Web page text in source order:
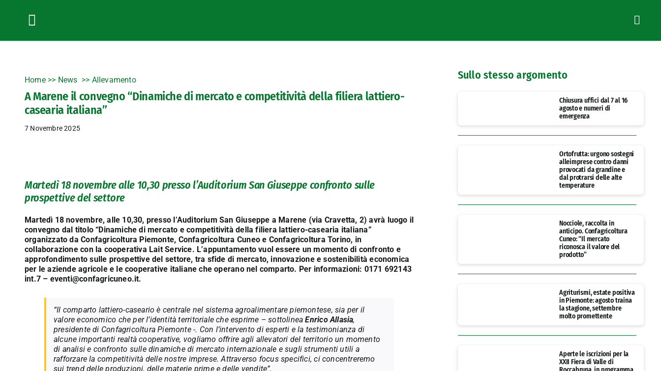
Toggle
Navigation
Home>> News Allevamento
A Marene il convegno “Dinamiche di mercato e competitività della filiera lattiero-
casearia italiana”
7 Novembre 2025
Martedì 18 novembre alle 10,30 presso l’Auditorium San Giuseppe confronto sulle
prospettive del settore
Martedì 18 novembre, alle 10,30, presso l’Auditorium San Giuseppe a Marene (via Cravetta, 2) avrà luogo il
convegno dal titolo “Dinamiche di mercato e competitività della filiera lattiero-casearia italiana”
organizzato da Confagricoltura Piemonte, Confagricoltura Cuneo e Confagricoltura Torino, in
collaborazione con la cooperativa Lait Service. L’appuntamento vuol essere un momento di confronto e
approfondimento sulle prospettive del settore, tra sfide di mercato, innovazione e sostenibilità economica
per le aziende agricole e le cooperative italiane che operano nel comparto. Per informazioni: 0171 692143
int.7 – eventi@confagricuneo.it.
“Il comparto lattiero-caseario è centrale nel sistema agroalimentare piemontese, sia per il
valore economico che per l’identità territoriale che esprime – sottolineaEnrico Allasia,
presidente di Confagricoltura Piemonte -. Con l’intervento di esperti e la testimonianza di
alcune importanti realtà cooperative, vogliamo offrire agli allevatori del territorio un momento
di analisi e confronto sulle dinamiche di mercato internazionale e sugli strumenti utili a
rafforzare la competitività delle nostre imprese. Attraverso focus specifici, ci concentreremo
sui trend delle produzioni, delle materie prime e delle vendite”.
Sullo stesso argomento
Chiusura uffici dal 7 al 16
agosto e numeri di
emergenza
Ortofrutta: urgono sostegni
alleimprese contro danni
provocati da grandine e
dal protrarsi delle alte
temperature
Nocciole, raccolta in
anticipo. Confagricoltura
Cuneo: “Il mercato
riconosca il valore del
prodotto”
Agriturismi, estate positiva
in Piemonte: agosto traina
la stagione, settembre
molto promettente
Aperte le iscrizioni per la
XXII Fiera di Valle di